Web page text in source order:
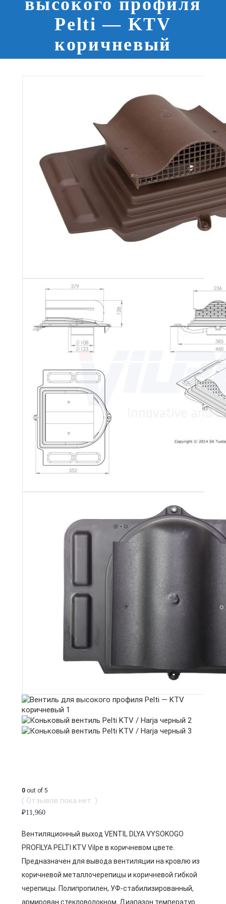
высокого профиля
Pelti — KTV
коричневый
0 out of 5
( Отзывов пока нет. )
₽11,960
Вентиляционный выход VENTIL DLYA VYSOKOGO
PROFILYA PELTI KTV Vilpe в коричневом цвете.
Предназначен для вывода вентиляции на кровлю из
коричневой металлочерепицы и коричневой гибкой
черепицы. Полипропилен, УФ-стабилизированный,
армирован стекловолокном. Диапазон температур